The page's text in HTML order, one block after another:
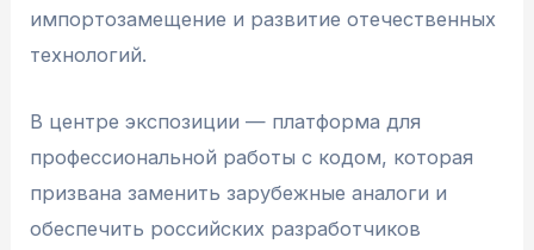
импортозамещение и развитие отечественных
технологий.
В центре экспозиции — платформа для
профессиональной работы с кодом, которая
призвана заменить зарубежные аналоги и
обеспечить российских разработчиков